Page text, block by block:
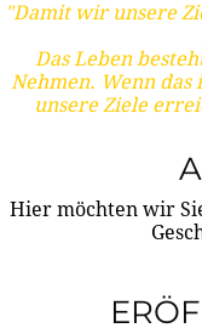
"Damit wir unsere
Das Leben
Nehmen. Wenn
unsere Ziele
Hier möchten wir